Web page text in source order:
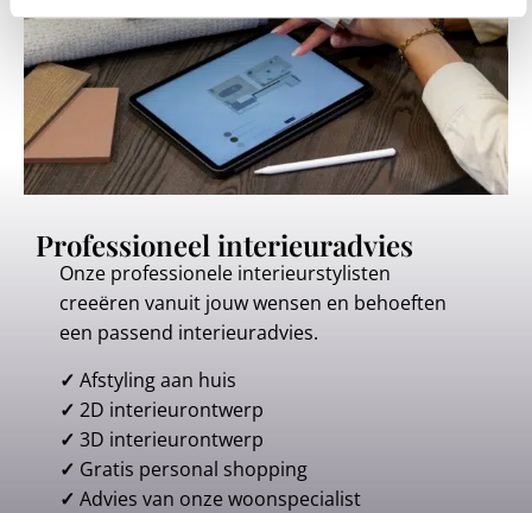
Professioneel interieuradvies
Onze professionele interieurstylisten
creeëren vanuit jouw wensen en behoeften
een passend interieuradvies.
✓ Afstyling aan huis
✓ 2D interieurontwerp
✓ 3D interieurontwerp
✓ Gratis personal shopping
✓ Advies van onze woonspecialist